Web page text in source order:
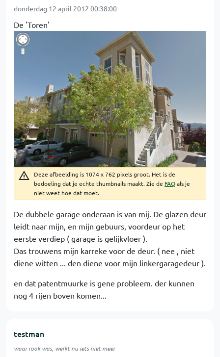
donderdag 12 april 2012 00:38:00
De 'Toren'
Deze afbeelding is 1074 x 762 pixels groot. Het is de
bedoeling dat je echte thumbnails maakt. Zie de FAQals je
niet weet hoe dat moet.
De dubbele garage onderaan is van mij. De glazen deur
leidt naar mijn, en mijn gebuurs, voordeur op het
eerste verdiep ( garage is gelijkvloer ).
Das trouwens mijn karreke voor de deur. ( nee , niet
diene witten ... den diene voor mijn linkergaragedeur ).
en dat patentmuurke is gene probleem. der kunnen
nog 4 rijen boven komen...
testman
waar rook was, werkt nu iets niet meer